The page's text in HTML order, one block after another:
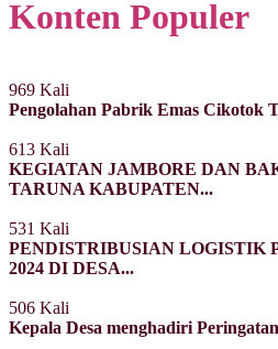
Konten Populer
969 Kali
Pengolahan Pabrik Emas Cikotok
613 Kali
KEGIATAN JAMBORE DAN
TARUNA KABUPATEN...
531 Kali
PENDISTRIBUSIAN LOGISTIK
2024 DI DESA...
506 Kali
Kepala Desa menghadiri